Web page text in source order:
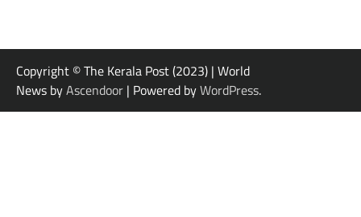
Copyright © The Kerala Post (2023) | World
News byAscendoor | Powered byWordPress.